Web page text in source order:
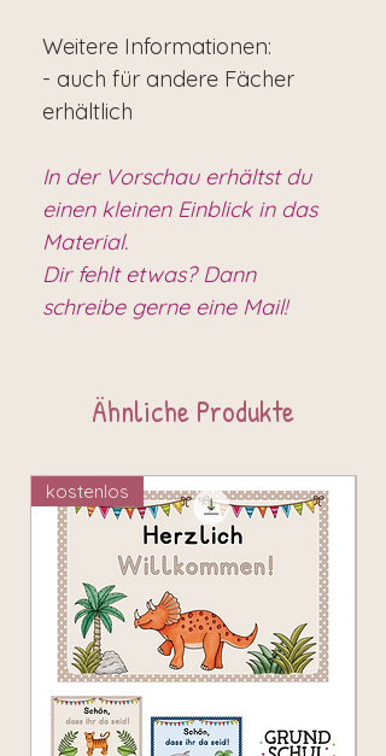
Weitere Informationen:
- auch für andere Fächer
erhältlich
In der Vorschau erhältst du
einen kleinen Einblick in das
Material.
Dir fehlt etwas? Dann
schreibe gerne eine Mail!
Ähnliche Produkte
kostenlos